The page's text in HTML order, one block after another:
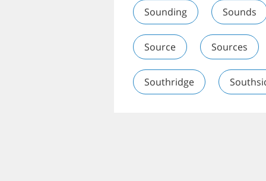
Sounding Sounds
Source Sources
Southridge